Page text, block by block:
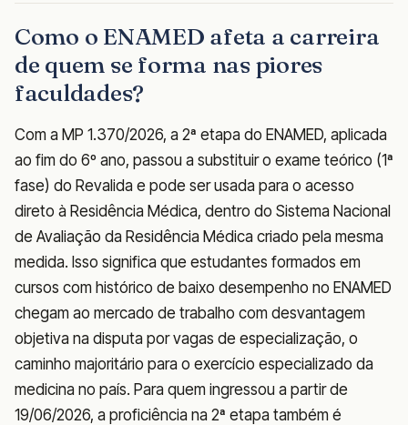
Como o ENAMED afeta a carreira
de quem se forma nas piores
faculdades?
Com a MP 1.370/2026, a 2ª etapa do ENAMED, aplicada
ao fim do 6º ano, passou a substituir o exame teórico (1ª
fase) do Revalida e pode ser usada para o acesso
direto à Residência Médica, dentro do Sistema Nacional
de Avaliação da Residência Médica criado pela mesma
medida. Isso significa que estudantes formados em
cursos com histórico de baixo desempenho no ENAMED
chegam ao mercado de trabalho com desvantagem
objetiva na disputa por vagas de especialização, o
caminho majoritário para o exercício especializado da
medicina no país. Para quem ingressou a partir de
19/06/2026, a proficiência na 2ª etapa também é